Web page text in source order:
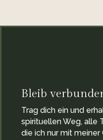
Bleib
Trag dich ein und
spirituellen Weg, alle
die ich nur mit